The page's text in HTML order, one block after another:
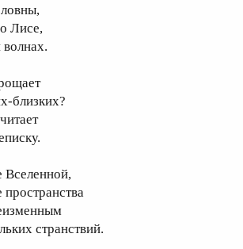
Лисе,
близких?
Вселенной,
пространства
странствий.